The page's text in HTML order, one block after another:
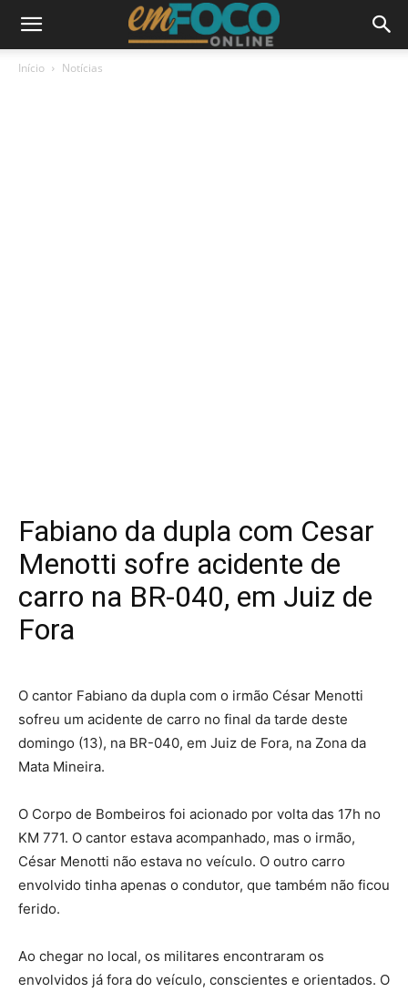
Início Notícias
Fabiano da dupla com Cesar
Menotti sofre acidente de
carro na BR-040, em Juiz de
Fora
O cantor Fabiano da dupla com o irmão César Menotti
sofreu um acidente de carro no final da tarde deste
domingo (13), na BR-040, em Juiz de Fora, na Zona da
Mata Mineira.
O Corpo de Bombeiros foi acionado por volta das 17h no
KM 771. O cantor estava acompanhado, mas o irmão,
César Menotti não estava no veículo. O outro carro
envolvido tinha apenas o condutor, que também não ficou
ferido.
Ao chegar no local, os militares encontraram os
envolvidos já fora do veículo, conscientes e orientados. O